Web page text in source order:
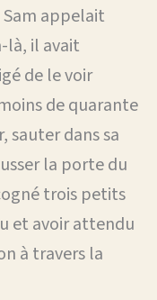
Sam appelait
là, il avait
de le voir
de quarante
sauter dans sa
la porte du
trois petits
et avoir attendu
à travers la